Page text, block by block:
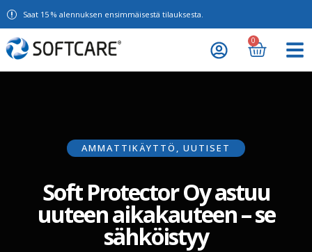
Saat 15 % alennuksen ensimmäisestä tilauksesta.
0
AMMATTIKÄYTTÖ , UUTISET
Soft Protector Oy astuu
uuteen aikakauteen – se
sähköistyy